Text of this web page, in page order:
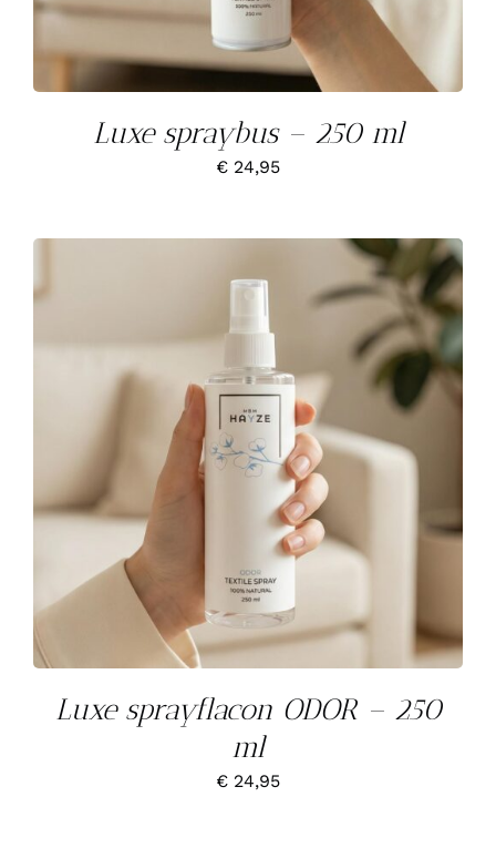
Luxe spraybus – 250 ml
€ 24,95
Luxe sprayflacon ODOR – 250
ml
€ 24,95